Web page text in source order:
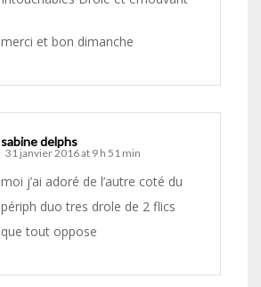
merci et bon dimanche
sabine delphs
31 janvier 2016 at 9 h 51 min
moi j’ai adoré de l’autre coté du
périph duo tres drole de 2 flics
que tout oppose